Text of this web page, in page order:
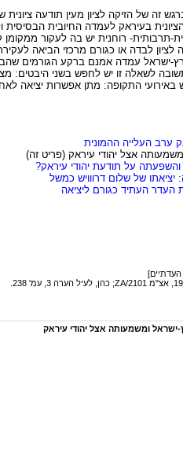
זה של הזיקה לציון מעין תודעה
בעיראק לעמדה החיובית
תרבותית- רוחנית יש בה לעקור
לבדה או כגורם מרכזי הביאה
ישראל עמדה אמנם ברקע הגורמים
לשאלה זו יש לחפש בשני
התקופה: מתן אפשרות יציאה
ערב העלייה ההמונית
אצל יהודי עיראק (פריט זה)
על תודעת יהודי עיראק?
של שלום דרווויש כמשל
העדר העתיד כגורם ליציאה
ישראל ומשמעותה אצל יהודי עיראק